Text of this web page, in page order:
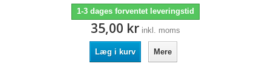
1-3 dages forventet leveringstid
35,00 kr inkl. moms
Læg i kurv Mere